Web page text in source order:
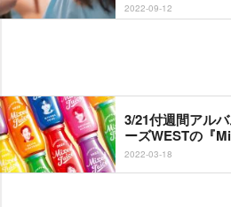
2022-09-12
3/21付週間アル
ーズWESTの『
2022-03-18